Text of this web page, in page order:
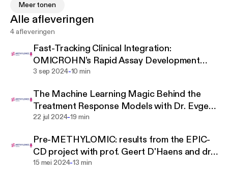
inflammatory diseases to clinical practice. In this
podcastseries our host Dr. Vincent Joustra
discusses several topics on DNA-methylation,
machine based learning and how to bring these
techniques to clinical practice.
Meer tonen
Alle afleveringen
4 afleveringen
Fast-Tracking Clinical Integration:
OMICROHN’s Rapid Assay Development
with dr. Peter Henneman and dr. Jules Petit
3 sep 2024-10 min
The Machine Learning Magic Behind the
Treatment Response Models with Dr. Evgeni
Levin
22 jul 2024-19 min
Pre-METHYLOMIC: results from the EPIC-
CD project with prof. Geert D'Haens and dr.
Andrew Li Yim
15 mei 2024-13 min